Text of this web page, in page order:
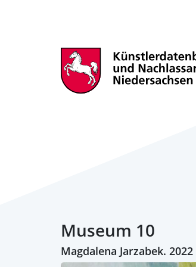
Museum 10
Magdalena Jarzabek. 2022